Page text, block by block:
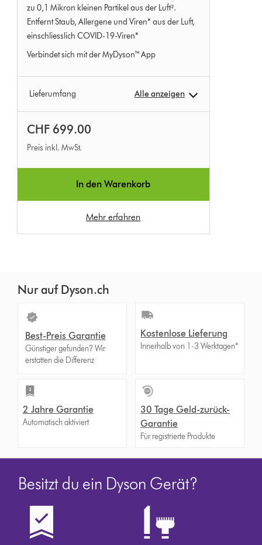
from
834
Bewertungen
zu 0,1 Mikron kleinen Partikel aus der Luft².
Entfernt Staub, Allergene und Viren* aus der Luft,
einschliesslich COVID-19-Viren*
Verbindet sich mit der MyDyson™ App
Lieferumfang Alle anzeigen
CHF 699.00
Preis inkl. MwSt.
In den Warenkorb
Mehr erfahren
Nur auf Dyson.ch
Best-Preis Garantie
Günstiger gefunden? Wir
erstatten die Differenz
Kostenlose Lieferung
Innerhalb von 1-3 Werktagen*
2 Jahre Garantie
Automatisch aktiviert
30 Tage Geld-zurück-
Garantie
Für registrierte Produkte
Besitzt du ein Dyson Gerät?